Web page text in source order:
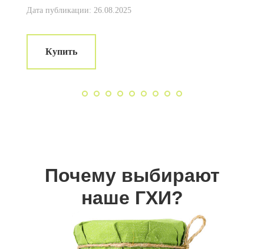
Дата публикации: 26.08.2025
Купить
Почему выбирают
наше ГХИ?